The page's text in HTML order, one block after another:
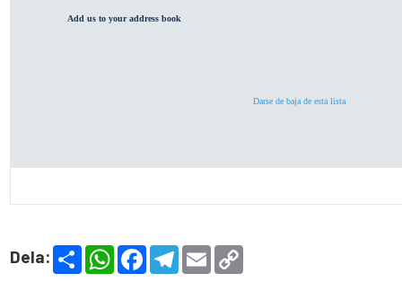
Add us to your address book
Darse de baja de esta lista
Dela:
S
h
W
h
F
T
e
E
m